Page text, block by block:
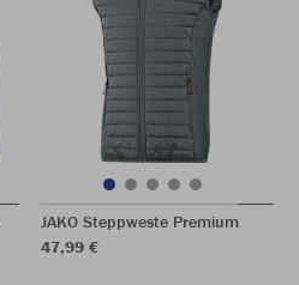
JAKO Steppweste Premium
47,99 €